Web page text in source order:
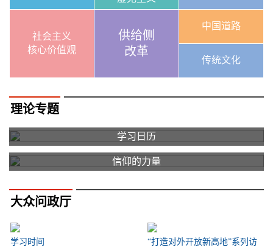
社会主义
核心价值观
供给侧
改革
中国道路
传统文化
理论专题
学习日历
信仰的力量
大众问政厅
学习时间
“打造对外开放新高地”系列访